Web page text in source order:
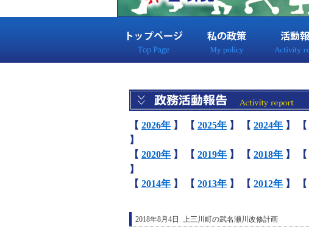
【 2026年 】 【 2025年 】 【 2024年 】 【
】
【 2020年 】 【 2019年 】 【 2018年 】 【
】
【 2014年 】 【 2013年 】 【 2012年 】 【
2018年8月4日 上三川町の武名瀬川改修計画